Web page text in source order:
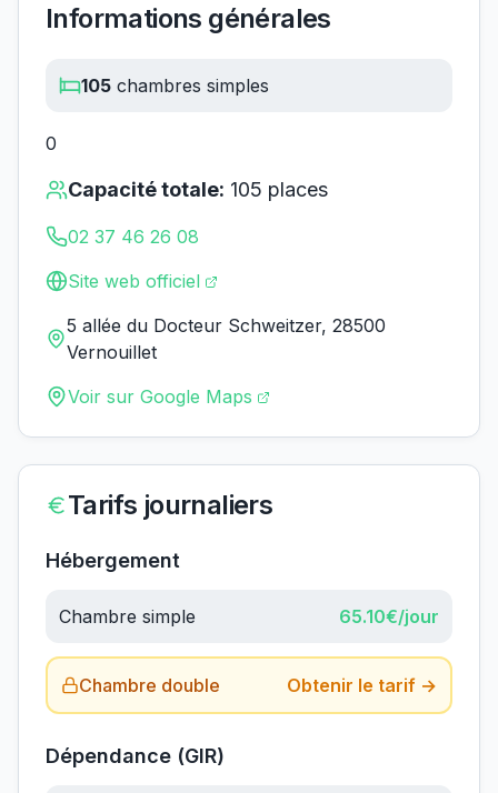
Informations générales
105 chambres simples
0
Capacité totale: 105 places
02 37 46 26 08
Site web officiel
5 allée du Docteur Schweitzer, 28500
Vernouillet
Voir sur Google Maps
Tarifs journaliers
Hébergement
Chambre simple 65.10€/jour
Chambre double Obtenir le tarif →
Dépendance (GIR)